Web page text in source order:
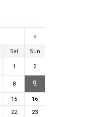
»
Sat Sun
1 2
8 9
15
16
22
23